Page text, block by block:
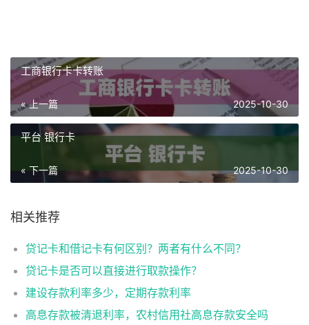
工商银行卡卡转账
« 上一篇 2025-10-30
平台 银行卡
« 下一篇 2025-10-30
相关推荐
贷记卡和借记卡有何区别？两者有什么不同？
贷记卡是否可以直接进行取款操作？
建设存款利率多少，定期存款利率
高息存款被清退利率，农村信用社高息存款安全吗